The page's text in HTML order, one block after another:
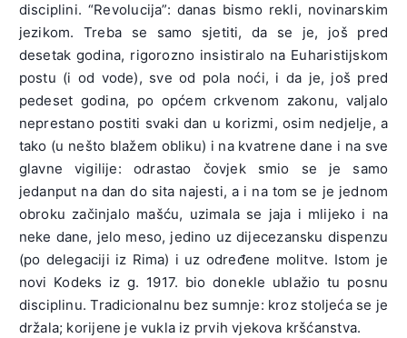
disciplini. “Revolucija”: danas bismo rekli, novinarskim
jezikom. Treba se samo sjetiti, da se je, još pred
desetak godina, rigorozno insistiralo na Euharistijskom
postu (i od vode), sve od pola noći, i da je, još pred
pedeset godina, po općem crkvenom zakonu, valjalo
neprestano postiti svaki dan u korizmi, osim nedjelje, a
tako (u nešto blažem obliku) i na kvatrene dane i na sve
glavne vigilije: odrastao čovjek smio se je samo
jedanput na dan do sita najesti, a i na tom se je jednom
obroku začinjalo mašću, uzimala se jaja i mlijeko i na
neke dane, jelo meso, jedino uz dijecezansku dispenzu
(po delegaciji iz Rima) i uz određene molitve. Istom je
novi Kodeks iz g. 1917. bio donekle ublažio tu posnu
disciplinu. Tradicionalnu bez sumnje: kroz stoljeća se je
držala; korijene je vukla iz prvih vjekova kršćanstva.